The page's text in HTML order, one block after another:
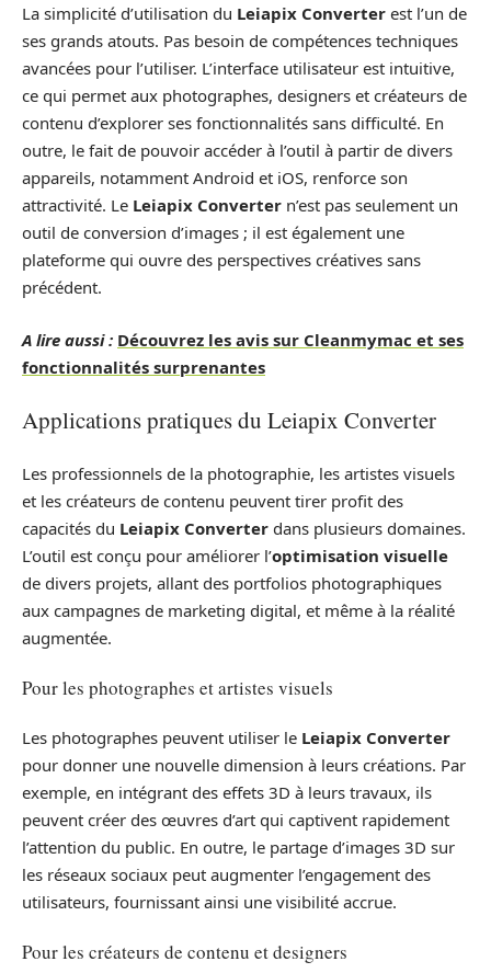
La simplicité d’utilisation du Leiapix Converter est l’un de
ses grands atouts. Pas besoin de compétences techniques
avancées pour l’utiliser. L’interface utilisateur est intuitive,
ce qui permet aux photographes, designers et créateurs de
contenu d’explorer ses fonctionnalités sans difficulté. En
outre, le fait de pouvoir accéder à l’outil à partir de divers
appareils, notamment Android et iOS, renforce son
attractivité. Le Leiapix Converter n’est pas seulement un
outil de conversion d’images ; il est également une
plateforme qui ouvre des perspectives créatives sans
précédent.
A lire aussi : Découvrez les avis sur Cleanmymac et ses
fonctionnalités surprenantes
Applications pratiques du Leiapix Converter
Les professionnels de la photographie, les artistes visuels
et les créateurs de contenu peuvent tirer profit des
capacités du Leiapix Converter dans plusieurs domaines.
L’outil est conçu pour améliorer l’optimisation visuelle
de divers projets, allant des portfolios photographiques
aux campagnes de marketing digital, et même à la réalité
augmentée.
Pour les photographes et artistes visuels
Les photographes peuvent utiliser le Leiapix Converter
pour donner une nouvelle dimension à leurs créations. Par
exemple, en intégrant des effets 3D à leurs travaux, ils
peuvent créer des œuvres d’art qui captivent rapidement
l’attention du public. En outre, le partage d’images 3D sur
les réseaux sociaux peut augmenter l’engagement des
utilisateurs, fournissant ainsi une visibilité accrue.
Pour les créateurs de contenu et designers